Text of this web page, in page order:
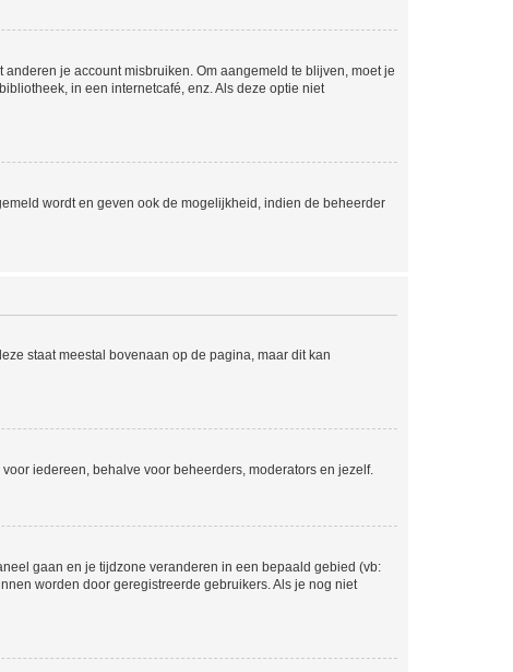
je account misbruiken. Om aangemeld te blijven, moet je
in een internetcafé, enz. Als deze optie niet
wordt en geven ook de mogelijkheid, indien de beheerder
staat meestal bovenaan op de pagina, maar dit kan
iedereen, behalve voor beheerders, moderators en jezelf.
gaan en je tijdzone veranderen in een bepaald gebied (vb:
worden door geregistreerde gebruikers. Als je nog niet